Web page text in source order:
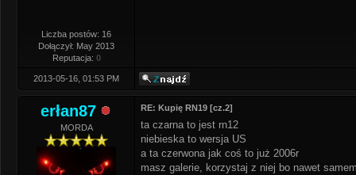
Liczba postów: 16
Dołączył: May 2013
Reputacja: 0
2013-05-16, 01:53 PM
erłan87
MORDA
RE: Kupię RN19 [cz.2]
ta czarna to jest rn12
niebieska to wersja US
a ta czerwona jak coś to już 2006r
masz galerie, korzystaj z niej bo nawet